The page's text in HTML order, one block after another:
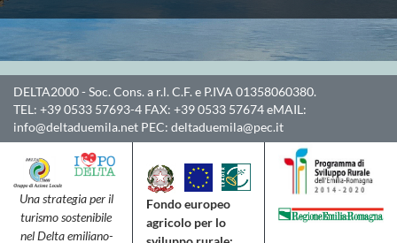
DELTA2000- Soc. Cons. a r.l. C.F. e P.IVA 01358060380.
TEL: +39 0533 57693-4 FAX: +39 0533 57674eMAIL:
info@deltaduemila.net PEC: deltaduemila@pec.it
Una strategia per il
turismo sostenibile
nel Delta emiliano-
Fondo europeo
agricolo per lo